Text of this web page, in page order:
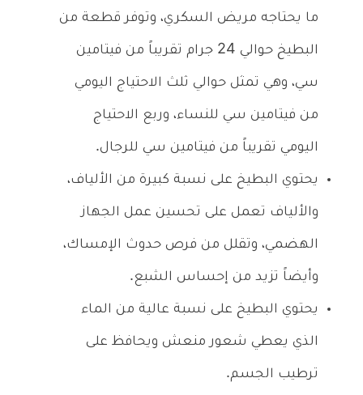
ما يحتاجه مريض السكري، وتوفر قطعة من
البطيخ حوالي 24 جرام تقريباً من فيتامين
سي، وهي تمثل حوالي ثلث الاحتياج اليومي
من فيتامين سي للنساء، وربع الاحتياج
اليومي تقريباً من فيتامين سي للرجال.
يحتوي البطيخ على نسبة كبيرة من الألياف،
والألياف تعمل على تحسين عمل الجهاز
الهضمي، وتقلل من فرص حدوث الإمساك،
وأيضاً تزيد من إحساس الشبع.
يحتوي البطيخ على نسبة عالية من الماء
الذي يعطي شعور منعش ويحافظ على
ترطيب الجسم.